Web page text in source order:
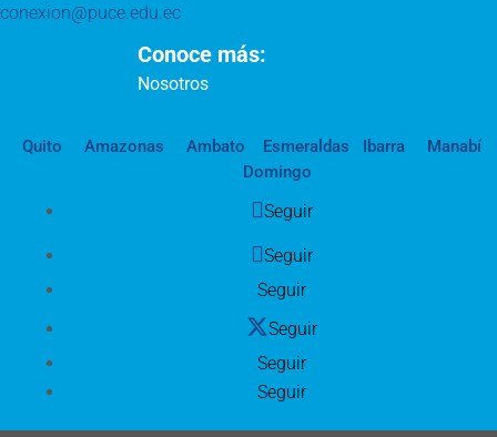
conexion@puce.edu.ec
Conoce más:
Nosotros
Quito Amazonas Ambato Esmeraldas Ibarra
Manabí
Domingo
Seguir
Seguir
Seguir
Seguir
Seguir
Seguir